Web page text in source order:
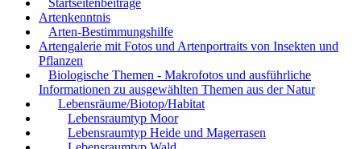
Artenkenntnis
Arten-Bestimmungshilfe
Artengalerie mit Fotos und Artenportraits von Insekten und
Pflanzen
Biologische Themen - Makrofotos und ausführliche
Informationen zu ausgewählten Themen aus der Natur
Lebensräume/Biotop/Habitat
Lebensraumtyp Moor
Lebensraumtyp Heide und Magerrasen